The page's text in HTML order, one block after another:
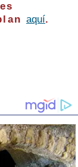
aquí.